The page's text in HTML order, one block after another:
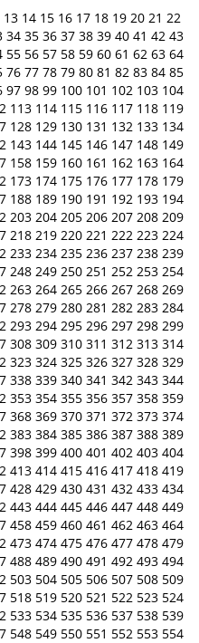
13 14 15 16 17 18 19 20 21 22
34 35 36 37 38 39 40 41 42 43
55 56 57 58 59 60 61 62 63 64
76 77 78 79 80 81 82 83 84 85
97 98 99 100 101 102 103 104
113 114 115 116 117 118 119
128 129 130 131 132 133 134
143 144 145 146 147 148 149
158 159 160 161 162 163 164
173 174 175 176 177 178 179
188 189 190 191 192 193 194
203 204 205 206 207 208 209
218 219 220 221 222 223 224
233 234 235 236 237 238 239
248 249 250 251 252 253 254
263 264 265 266 267 268 269
278 279 280 281 282 283 284
293 294 295 296 297 298 299
308 309 310 311 312 313 314
323 324 325 326 327 328 329
338 339 340 341 342 343 344
353 354 355 356 357 358 359
368 369 370 371 372 373 374
383 384 385 386 387 388 389
398 399 400 401 402 403 404
413 414 415 416 417 418 419
428 429 430 431 432 433 434
443 444 445 446 447 448 449
458 459 460 461 462 463 464
473 474 475 476 477 478 479
488 489 490 491 492 493 494
503 504 505 506 507 508 509
518 519 520 521 522 523 524
533 534 535 536 537 538 539
548 549 550 551 552 553 554